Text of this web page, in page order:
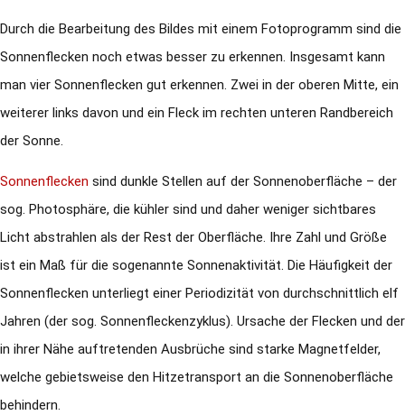
Durch die Bearbeitung des Bildes mit einem Fotoprogramm sind die
Sonnenflecken noch etwas besser zu erkennen. Insgesamt kann
man vier Sonnenflecken gut erkennen. Zwei in der oberen Mitte, ein
weiterer links davon und ein Fleck im rechten unteren Randbereich
der Sonne.
Sonnenflecken sind dunkle Stellen auf der Sonnenoberfläche – der
sog. Photosphäre, die kühler sind und daher weniger sichtbares
Licht abstrahlen als der Rest der Oberfläche. Ihre Zahl und Größe
ist ein Maß für die sogenannte Sonnenaktivität. Die Häufigkeit der
Sonnenflecken unterliegt einer Periodizität von durchschnittlich elf
Jahren (der sog. Sonnenfleckenzyklus). Ursache der Flecken und der
in ihrer Nähe auftretenden Ausbrüche sind starke Magnetfelder,
welche gebietsweise den Hitzetransport an die Sonnenoberfläche
behindern.